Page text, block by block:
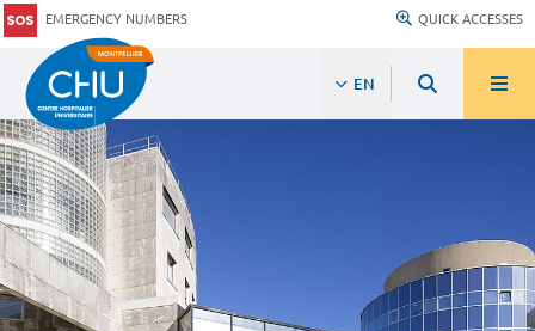
EMERGENCY NUMBERS QUICK ACCESSES
EN